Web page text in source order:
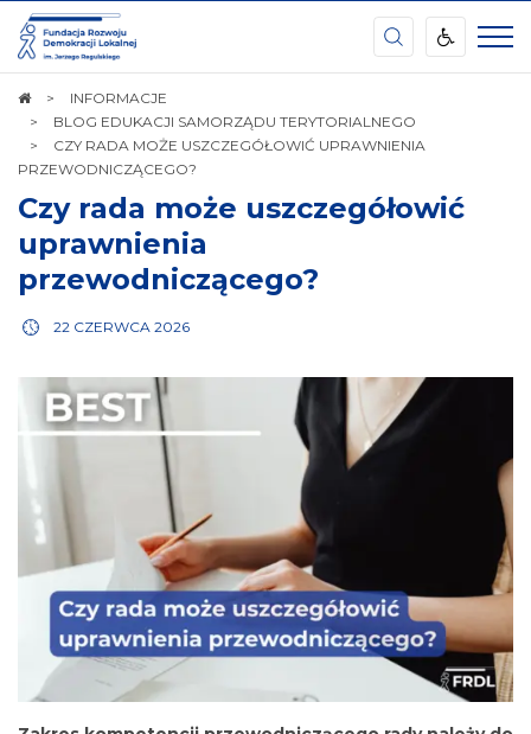
Ośrodek
Kształcenia
Samorządu
Terytorialnego
Waleriana
Pańki
STRONA
GŁÓWNA
INFORMACJE
BLOG EDUKACJI SAMORZĄDU TERYTORIALNEGO
CZY RADA MOŻE USZCZEGÓŁOWIĆ UPRAWNIENIA
PRZEWODNICZĄCEGO?
Czy rada może uszczegółowić
uprawnienia
przewodniczącego?
22 CZERWCA 2026